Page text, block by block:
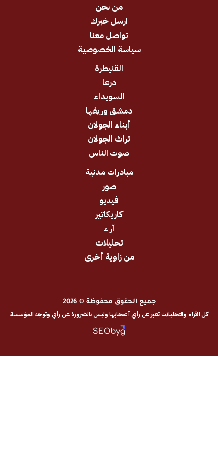
ارسل خبرك
تواصل معنا
سياسة الخصوصية
دمشق وريفها
أبناء الجولان
تراث الجولان
صوت الناس
مبادرات مدنية
من زاوية أخرى
جميع الحقوق محفوظة © 2026
تعبر عن رأي أصحابها وليس بالضرورة عن رأي وتوجه المؤسسة